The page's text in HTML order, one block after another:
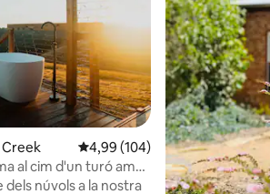
Creek 4,99 de puntuació mitjana d'un
4,99 (104)
al cim d'un turó amb
núvols a la nostra